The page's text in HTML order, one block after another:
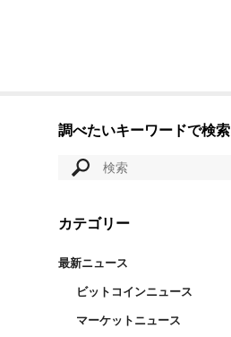
調べたいキーワードで検索
カテゴリー
最新ニュース
ビットコインニュース
マーケットニュース